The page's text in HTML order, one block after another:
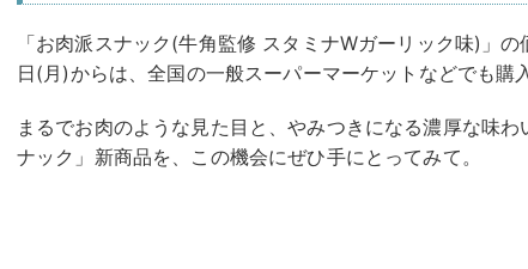
「お肉派スナック(牛角監修 スタミナWガーリック味)」
日(月)からは、全国の一般スーパーマーケットなどでも購
まるでお肉のような見た目と、やみつきになる濃厚な味
ナック」新商品を、この機会にぜひ手にとってみて。